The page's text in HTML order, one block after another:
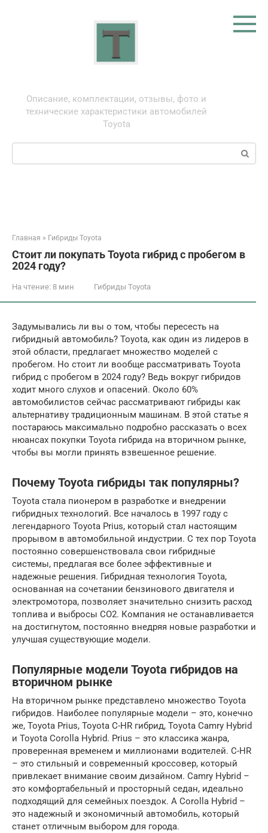
Описание, комплектации, отзывы, фото и
технические характеристики автомобилей
Toyota
Поиск:
Главная » Гибриды Toyota
Стоит ли покупать Toyota гибрид с пробегом в
2024 году?
На чтение: 8 мин Гибриды Toyota
Задумывались ли вы о том, чтобы пересесть на
гибридный автомобиль? Toyota, как один из лидеров в
этой области, предлагает множество моделей с
пробегом. Но стоит ли вообще рассматривать Toyota
гибрид с пробегом в 2024 году? Ведь вокруг гибридов
ходит много слухов и опасений. Около 60%
автомобилистов сейчас рассматривают гибриды как
альтернативу традиционным машинам. В этой статье я
постараюсь максимально подробно рассказать о всех
нюансах покупки Toyota гибрида на вторичном рынке,
чтобы вы могли принять взвешенное решение.
Почему Toyota гибриды так популярны?
Toyota стала пионером в разработке и внедрении
гибридных технологий. Все началось в 1997 году с
легендарного Toyota Prius, который стал настоящим
прорывом в автомобильной индустрии. С тех пор Toyota
постоянно совершенствовала свои гибридные
системы, предлагая все более эффективные и
надежные решения. Гибридная технология Toyota,
основанная на сочетании бензинового двигателя и
электромотора, позволяет значительно снизить расход
топлива и выбросы CO2. Компания не останавливается
на достигнутом, постоянно внедряя новые разработки и
улучшая существующие модели.
Популярные модели Toyota гибридов на
вторичном рынке
На вторичном рынке представлено множество Toyota
гибридов. Наиболее популярные модели – это, конечно
же, Toyota Prius, Toyota C-HR гибрид, Toyota Camry Hybrid
и Toyota Corolla Hybrid. Prius – это классика жанра,
проверенная временем и миллионами водителей. C-HR
– это стильный и современный кроссовер, который
привлекает внимание своим дизайном. Camry Hybrid –
это комфортабельный и просторный седан, идеально
подходящий для семейных поездок. А Corolla Hybrid –
это надежный и экономичный автомобиль, который
станет отличным выбором для города.